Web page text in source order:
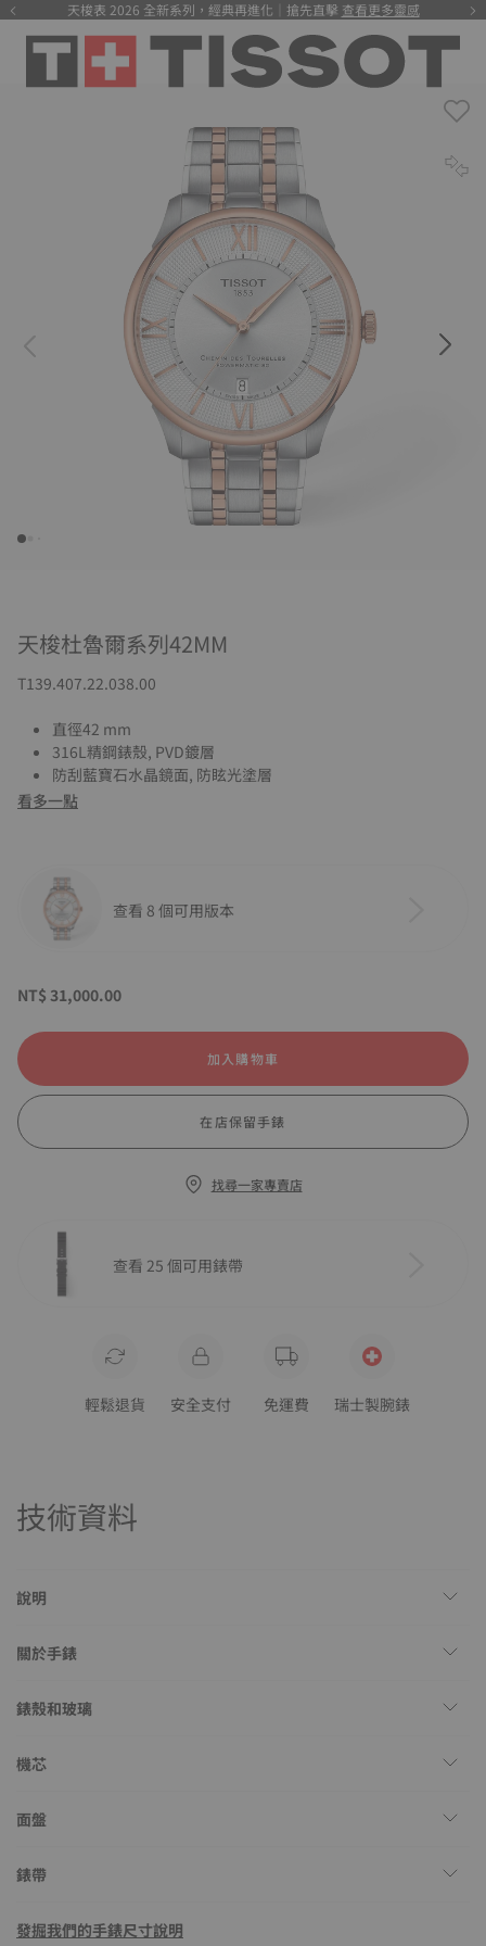
天梭表 2026 全新系列，經典再進化｜搶先直擊 查看更多靈感
天梭杜魯爾系列42MM
T139.407.22.038.00
直徑42 mm
316L精鋼錶殼, PVD鍍層
防刮藍寶石水晶鏡面, 防眩光塗層
看多一點
查看 8 個可用版本
NT$ 31,000.00
加入購物車
在店保留手錶
找尋一家專賣店
查看 25 個可用錶帶
輕鬆退貨 安全支付 免運費 瑞士製腕錶
技術資料
說明
關於手錶
錶殼和玻璃
機芯
面盤
錶帶
發掘我們的手錶尺寸說明